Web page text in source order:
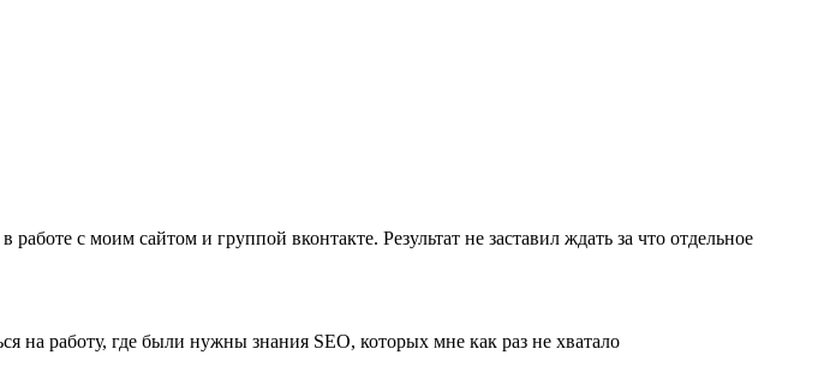
с моим сайтом и группой вконтакте. Результат не заставил ждать за что отдельное
на работу, где были нужны знания SEO, которых мне как раз не хватало